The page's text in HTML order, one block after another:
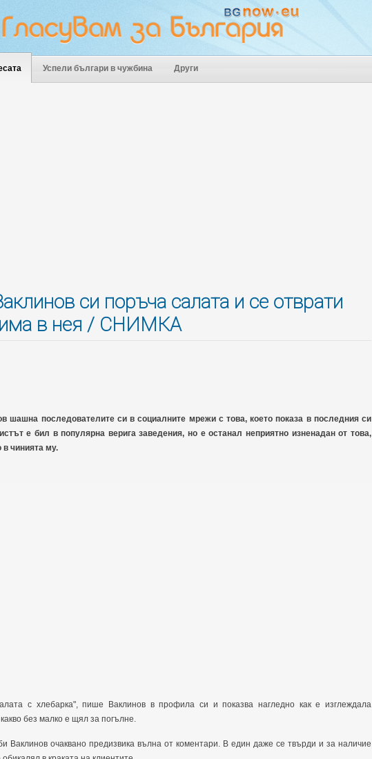
Успели българи в чужбина Други
си поръча салата и се отврати
има в нея / СНИМКА
шашна последователите си в социалните мрежи с това, което показа в последния си
е бил в популярна верига заведения, но е останал неприятно изненадан от това,
в чинията му.
с хлебарка", пише Ваклинов в профила си и показва нагледно как е изглеждала
без малко е щял за погълне.
Ваклинов очаквано предизвика вълна от коментари. В един даже се твърди и за наличие